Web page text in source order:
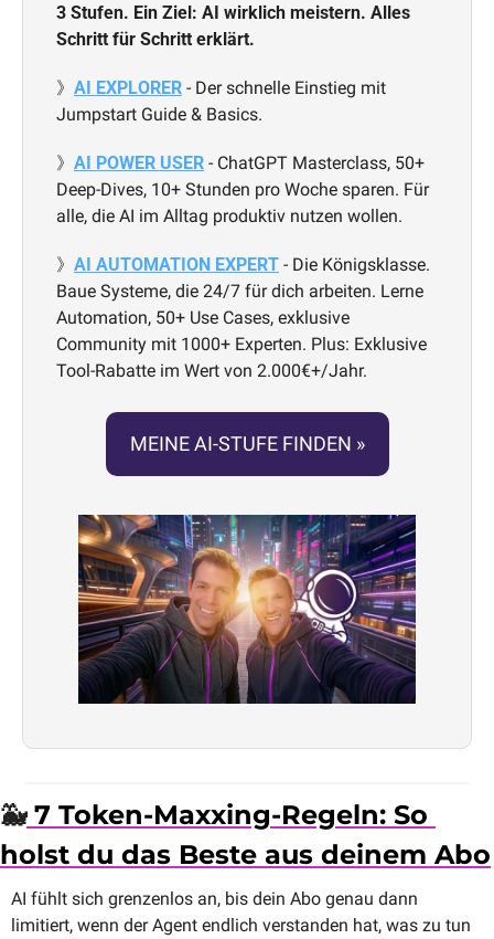
3 Stufen. Ein Ziel: AI wirklich meistern. Alles
Schritt für Schritt erklärt.
》 AI EXPLORER - Der schnelle Einstieg mit
Jumpstart Guide & Basics.
》 AI POWER USER - ChatGPT Masterclass, 50+
Deep-Dives, 10+ Stunden pro Woche sparen. Für
alle, die AI im Alltag produktiv nutzen wollen.
》 AI AUTOMATION EXPERT - Die Königsklasse.
Baue Systeme, die 24/7 für dich arbeiten. Lerne
Automation, 50+ Use Cases, exklusive
Community mit 1000+ Experten. Plus: Exklusive
Tool-Rabatte im Wert von 2.000€+/Jahr.
MEINE AI-STUFE FINDEN »
🐳 7 Token-Maxxing-Regeln: So
holst du das Beste aus deinem Abo
AI fühlt sich grenzenlos an, bis dein Abo genau dann
limitiert, wenn der Agent endlich verstanden hat, was zu tun